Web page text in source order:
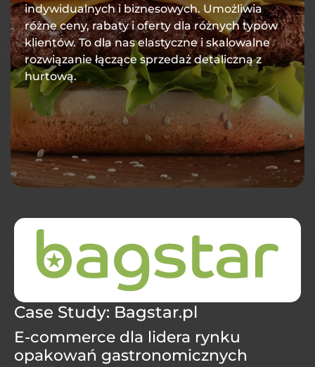
indywidualnych i biznesowych. Umożliwia
różne ceny, rabaty i oferty dla różnych typów
klientów. To dla nas elastyczne i skalowalne
rozwiązanie łączące sprzedaż detaliczną z
hurtową.
Case Study: Bagstar.pl
E-commerce dla lidera rynku
opakowań gastronomicznych